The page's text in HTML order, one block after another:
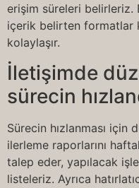
erişim süreleri
içerik belirten formatlar
kolaylaşır.
İletişimde
sürecin
Sürecin hızlanması için
ilerleme raporlarını
talep eder, yapılacak
listeleriz. Ayrıca